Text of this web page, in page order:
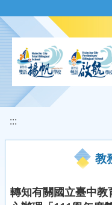
:::
教
轉知有關國立臺中